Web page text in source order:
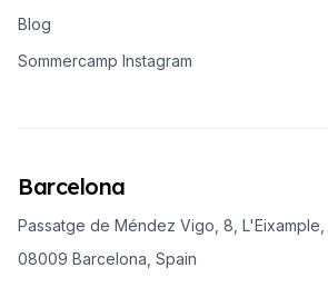
Blog
Sommercamp Instagram
Barcelona
Passatge de Méndez Vigo, 8, L'Eixample,
08009 Barcelona, Spain